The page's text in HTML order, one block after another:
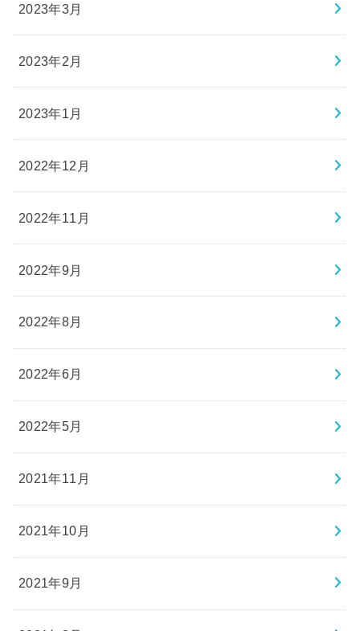
2023年3月
2023年2月
2023年1月
2022年12月
2022年11月
2022年9月
2022年8月
2022年6月
2022年5月
2021年11月
2021年10月
2021年9月